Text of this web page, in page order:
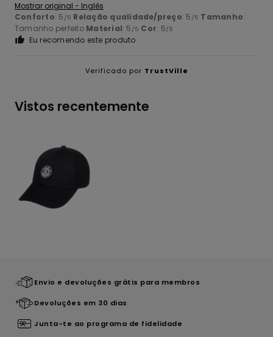
Mostrar original - Inglês
Conforto: 5 /5 Relação qualidade/preço: 5 /5 Tamanho:
Tamanho perfeito Material: 5 /5 Cor: 5/5
Eu recomendo este produto
Verificado por TrustVille
Vistos recentemente
Envio e devoluções grátis para membros
Devoluções em 30 dias
Junta-te ao programa de fidelidade